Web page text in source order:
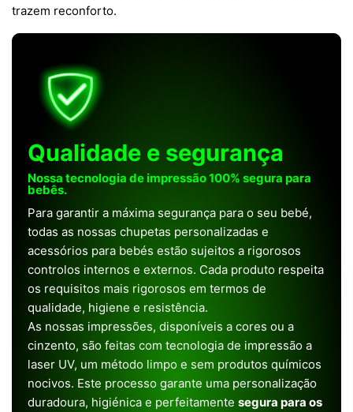
trazem reconforto.
Qualidade e segurança
Nossa tecnologia de impressão 100% segura para
bebês.
Para garantir a máxima segurança para o seu bebé,
todas as nossas chupetas personalizadas e
acessórios para bebés estão sujeitos a rigorosos
controlos internos e externos. Cada produto respeita
os requisitos mais rigorosos em termos de
qualidade, higiene e resistência.
As nossas impressões, disponíveis a cores ou a
cinzento, são feitas com tecnologia de impressão a
laser UV, um método limpo e sem produtos químicos
nocivos. Este processo garante uma personalização
duradoura, higiénica e perfeitamente segura para os